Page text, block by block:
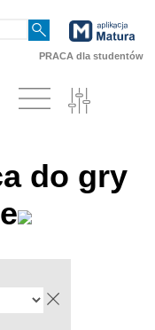
PRACA dla studentów
do gry